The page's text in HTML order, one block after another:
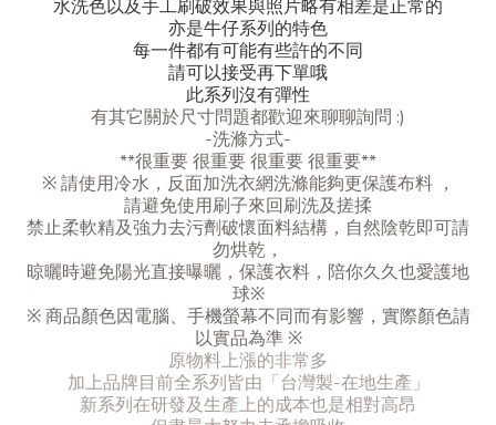
水洗色以及手工刷破效果與照片略有相差是正常的
亦是牛仔系列的特色
每一件都有可能有些許的不同
請可以接受再下單哦
此系列沒有彈性
有其它關於尺寸問題都歡迎來聊聊詢問 :)
-洗滌方式-
**很重要 很重要 很重要 很重要**
※ 請使用冷水，反面加洗衣網洗滌能夠更保護布料 ，
請避免使用刷子來回刷洗及搓揉
禁止柔軟精及強力去污劑破懷面料結構，自然陰乾即可請
勿烘乾，
晾曬時避免陽光直接曝曬，保護衣料，陪你久久也愛護地
球※
※ 商品顏色因電腦、手機螢幕不同而有影響，實際顏色請
以實品為準 ※
原物料上漲的非常多
加上品牌目前全系列皆由「台灣製-在地生產」
新系列在研發及生產上的成本也是相對高昂